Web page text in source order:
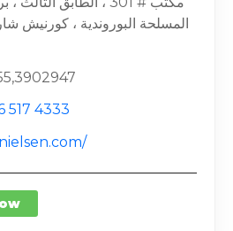
المسلحة البوروندية ، كورنيش
517 4333